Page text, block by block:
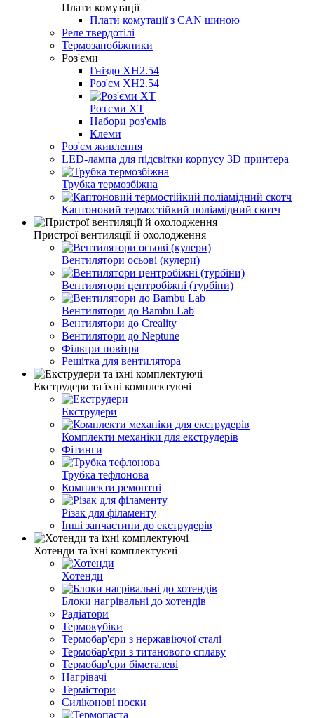
Плати комутації
Плати комутації з CAN шиною
Реле твердотілі
Термозапобіжники
Роз'єми
Гніздо XH2.54
Роз'єм XH2.54
Роз'єми ХТ
Набори роз'ємів
Клеми
Роз'єм живлення
LED-лампа для підсвітки корпусу 3D принтера
Трубка термозбіжна
Каптоновий термостійкий поліамідний скотч
Пристрої вентиляції й охолодження
Вентилятори осьові (кулери)
Вентилятори центробіжні (турбіни)
Вентилятори до Bambu Lab
Вентилятори до Creality
Вентилятори до Neptune
Фільтри повітря
Решітка для вентилятора
Екструдери та їхні комплектуючі
Екструдери
Комплекти механіки для екструдерів
Фітинги
Трубка тефлонова
Комплекти ремонтні
Різак для філаменту
Інші запчастини до екструдерів
Хотенди та їхні комплектуючі
Хотенди
Блоки нагрівальні до хотендів
Радіатори
Термокубіки
Термобар'єри з нержавіючої сталі
Термобар'єри з титанового сплаву
Термобар'єри біметалеві
Нагрівачі
Термістори
Силіконові носки